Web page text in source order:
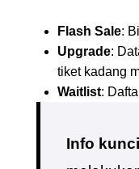
Flash Sale:
Upgrade:
tiket kadang
Waitlist:
Info